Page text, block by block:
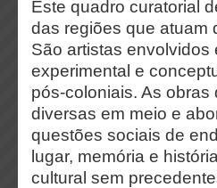
Este quadro curatorial
das regiões que atuam
São artistas
experimental e
pós-coloniais. As
diversas em meio e
questões sociais de
lugar, memória e
cultural sem